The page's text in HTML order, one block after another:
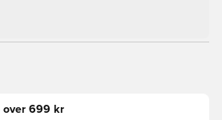
over 699 kr